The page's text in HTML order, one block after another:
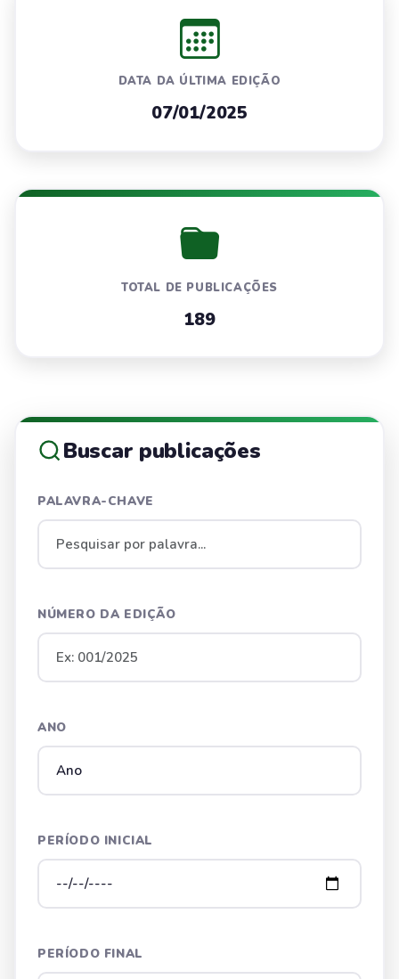
DATA DA ÚLTIMA EDIÇÃO
07/01/2025
TOTAL DE PUBLICAÇÕES
189
Buscar publicações
PALAVRA-CHAVE
NÚMERO DA EDIÇÃO
ANO
PERÍODO INICIAL
PERÍODO FINAL